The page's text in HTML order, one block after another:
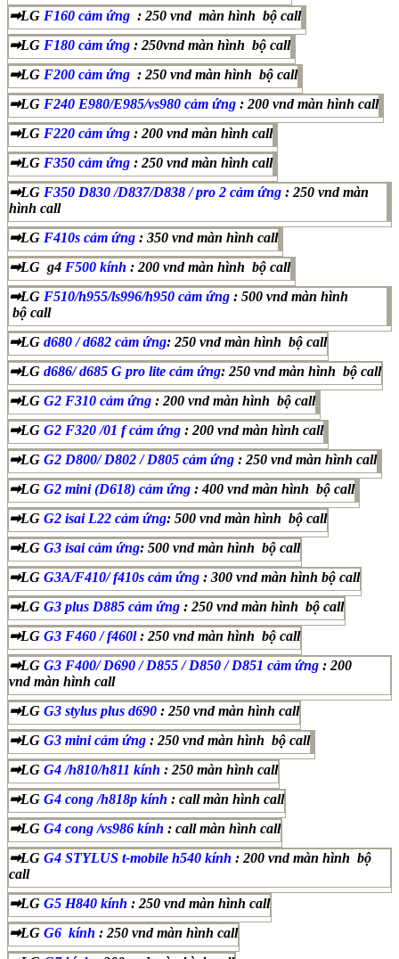
➡LG F160 cảm ứng : 250 vnd màn hình bộ call
➡LG F180 cảm ứng : 250vnd màn hình bộ call
➡LG F200 cảm ứng : 250 vnd màn hình bộ call
➡LG F240 E980/E985/vs980 cảm ứng : 200 vnd màn hình call
➡LG F220 cảm ứng : 200 vnd màn hình call
➡LG F350 cảm ứng : 250 vnd màn hình call
➡LG F350 D830 /D837/D838 / pro 2 cảm ứng : 250 vnd màn
hình call
➡LG F410s cảm ứng : 350 vnd màn hình call
➡LG g4 F500 kính : 200 vnd màn hình bộ call
➡LG F510/h955/ls996/h950 cảm ứng : 500 vnd màn hình
bộ call
➡LG d680 / d682 cảm ứng: 250 vnd màn hình bộ call
➡LG d686/ d685 G pro lite cảm ứng: 250 vnd màn hình bộ call
➡LG G2 F310 cảm ứng : 200 vnd màn hình bộ call
➡LG G2 F320 /01 f cảm ứng : 200 vnd màn hình call
➡LG G2 D800/ D802 / D805 cảm ứng : 250 vnd màn hình call
➡LG G2 mini (D618) cảm ứng : 400 vnd màn hình bộ call
➡LG G2 isai L22 cảm ứng: 500 vnd màn hình bộ call
➡LG G3 isai cảm ứng: 500 vnd màn hình bộ call
➡LG G3A/F410/ f410s cảm ứng : 300 vnd màn hình bộ call
➡LG G3 plus D885 cảm ứng : 250 vnd màn hình bộ call
➡LG G3 F460 / f460l: 250 vnd màn hình bộ call
➡LG G3 F400/ D690 / D855 / D850 / D851 cảm ứng : 200
vnd màn hình call
➡LG G3 stylus plus d690 : 250 vnd màn hình call
➡LG G3 mini cảm ứng : 250 vnd màn hình bộ call
➡LG G4 /h810/h811 kính : 250 màn hình call
➡LG G4 cong /h818p kính : call màn hình call
➡LG G4 cong /vs986 kính : call màn hình call
➡LG G4 STYLUS t-mobile h540 kính : 200 vnd màn hình bộ
call
➡LG G5 H840 kính : 250 vnd màn hình call
➡LG G6 kính : 250 vnd màn hình call